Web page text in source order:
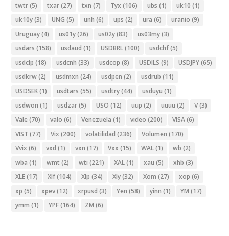
twtr(5) txar(27) txn (7) Tyx (106) ubs (1) uk10 (1)
uk10y(3) UNG (5) unh (6) ups (2) ura (6) uranio (9)
Uruguay(4) us01y(26) us02y(83) us03my(3)
usdars (158) usdaud (1) USDBRL(100) usdchf(5)
usdclp (18) usdcnh (33) usdcop (8) USDILS (9) USDJPY(65)
usdkrw(2) usdmxn (24) usdpen (2) usdrub (11)
USDSEK(1) usdtars (55) usdtry(44) usduyu (1)
usdwon (1) usdzar(5) USO (12) uup (2) uuuu (2) V(3)
Vale (70) valo (6) Venezuela (1) video (200) VISA(6)
VIST (77) Vix (200) volatilidad (236) Volumen (170)
Vvix (6) vxd (1) vxn (17) Vxx (15) WAL(1) wb (2)
wba (1) wmt (2) wti (221) XAL(1) xau (5) xhb (3)
XLE(17) Xlf(104) Xlp (34) Xly(32) Xom (27) xop (6)
xp (5) xpev(12) xrpusd (3) Yen (58) yinn (1) YM (17)
ymm (1) YPF(164) ZM (6)